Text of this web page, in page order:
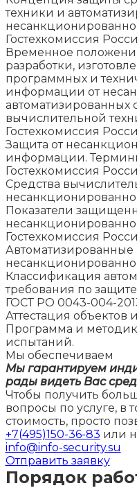
техники и
Гостехкомиссия
Временное
разработки,
программных и
информации от
автоматизированных
вычислительной
Гостехкомиссия
Защита от
информации.
Гостехкомиссия
Средства
Показатели
Гостехкомиссия
Автоматизированные
Классификация
требования по
ГОСТ РО 0043-004-
Аттестация
Программа и
испытаний.
Мы обеспечиваем
Мы гарантируем
рады видеть Вас
Чтобы получить
вопросы по услуге, в
стоимость, просто
+7(495)150-36-83 или
info@info-security.su
Отправить заявку
Порядок